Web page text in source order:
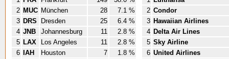
2 MUC München 28
7.1 %
3 DRS Dresden 25
6.4 %
4 JNB Johannesburg 11
2.8 %
5 LAX Los Angeles 11
2.8 %
6
IAH Houston 7
1.8 %
2 Condor
3 Hawaiian Airlines
4 Delta Air Lines
5 Sky Airline
6 United Airlines